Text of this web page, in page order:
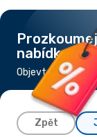
nabídky
Objevte
Zpět